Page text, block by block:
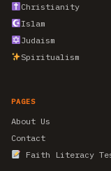
Christianity
Islam
Judaism
Spiritualism
PAGES
About Us
Contact
Faith Literacy